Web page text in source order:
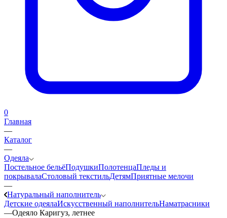
0
Главная
—
Каталог
—
Одеяла
Постельное бельёПодушкиПолотенцаПледы и
покрывалаСтоловый текстильДетямПриятные мелочи
—
Натуральный наполнитель
Детские одеялаИскуcственный наполнительНаматрасники
—Одеяло Каригуз, летнее